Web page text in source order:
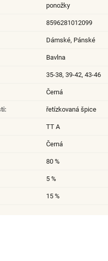
ponožky
8596281012099
Dámské, Pánské
Bavlna
35-38, 39-42, 43-46
Černá
: řetízkovaná špice
TT A
Černá
80 %
5 %
15 %